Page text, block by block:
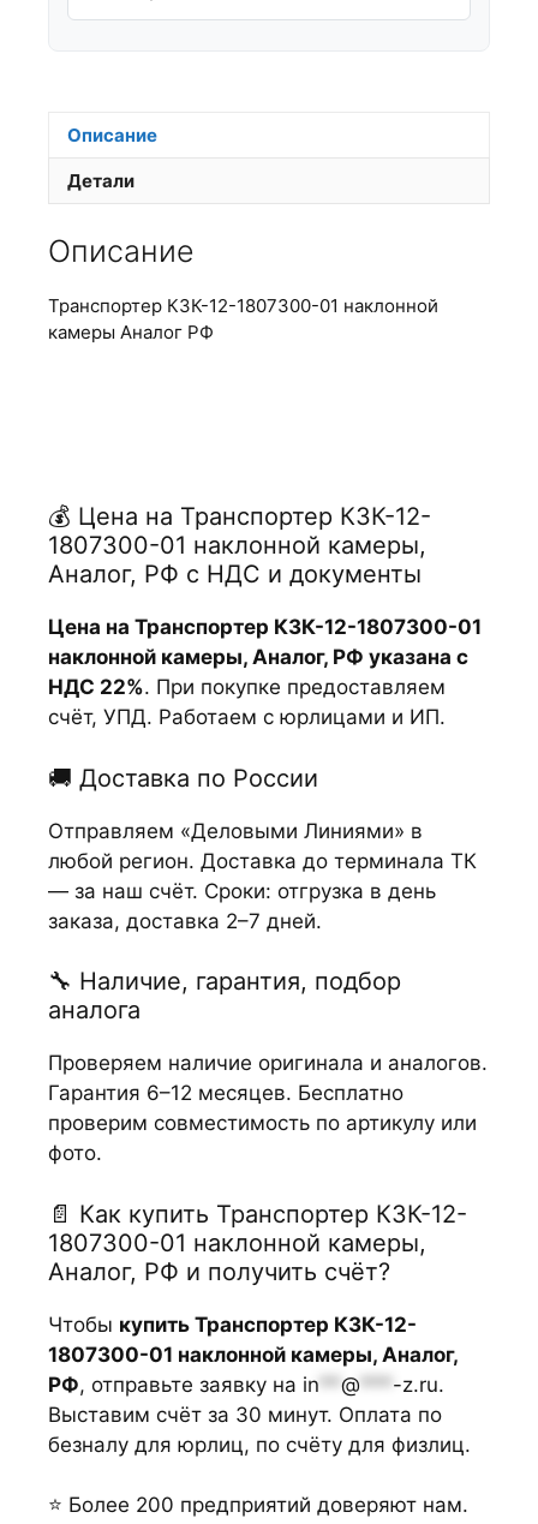
Описание
Детали
Описание
Транспортер КЗК-12-1807300-01 наклонной
камеры Аналог РФ
💰 Цена на Транспортер КЗК-12-
1807300-01 наклонной камеры,
Аналог, РФ с НДС и документы
Цена на Транспортер КЗК-12-1807300-01
наклонной камеры, Аналог, РФ указана с
НДС 22%. При покупке предоставляем
счёт, УПД. Работаем с юрлицами и ИП.
🚚 Доставка по России
Отправляем «Деловыми Линиями» в
любой регион. Доставка до терминала ТК
— за наш счёт. Сроки: отгрузка в день
заказа, доставка 2–7 дней.
🔧 Наличие, гарантия, подбор
аналога
Проверяем наличие оригинала и аналогов.
Гарантия 6–12 месяцев. Бесплатно
проверим совместимость по артикулу или
фото.
📄 Как купить Транспортер КЗК-12-
1807300-01 наклонной камеры,
Аналог, РФ и получить счёт?
Чтобы купить Транспортер КЗК-12-
1807300-01 наклонной камеры, Аналог,
РФ, отправьте заявку на in ** @ *** -z.ru.
Выставим счёт за 30 минут. Оплата по
безналу для юрлиц, по счёту для физлиц.
⭐ Более 200 предприятий доверяют нам.